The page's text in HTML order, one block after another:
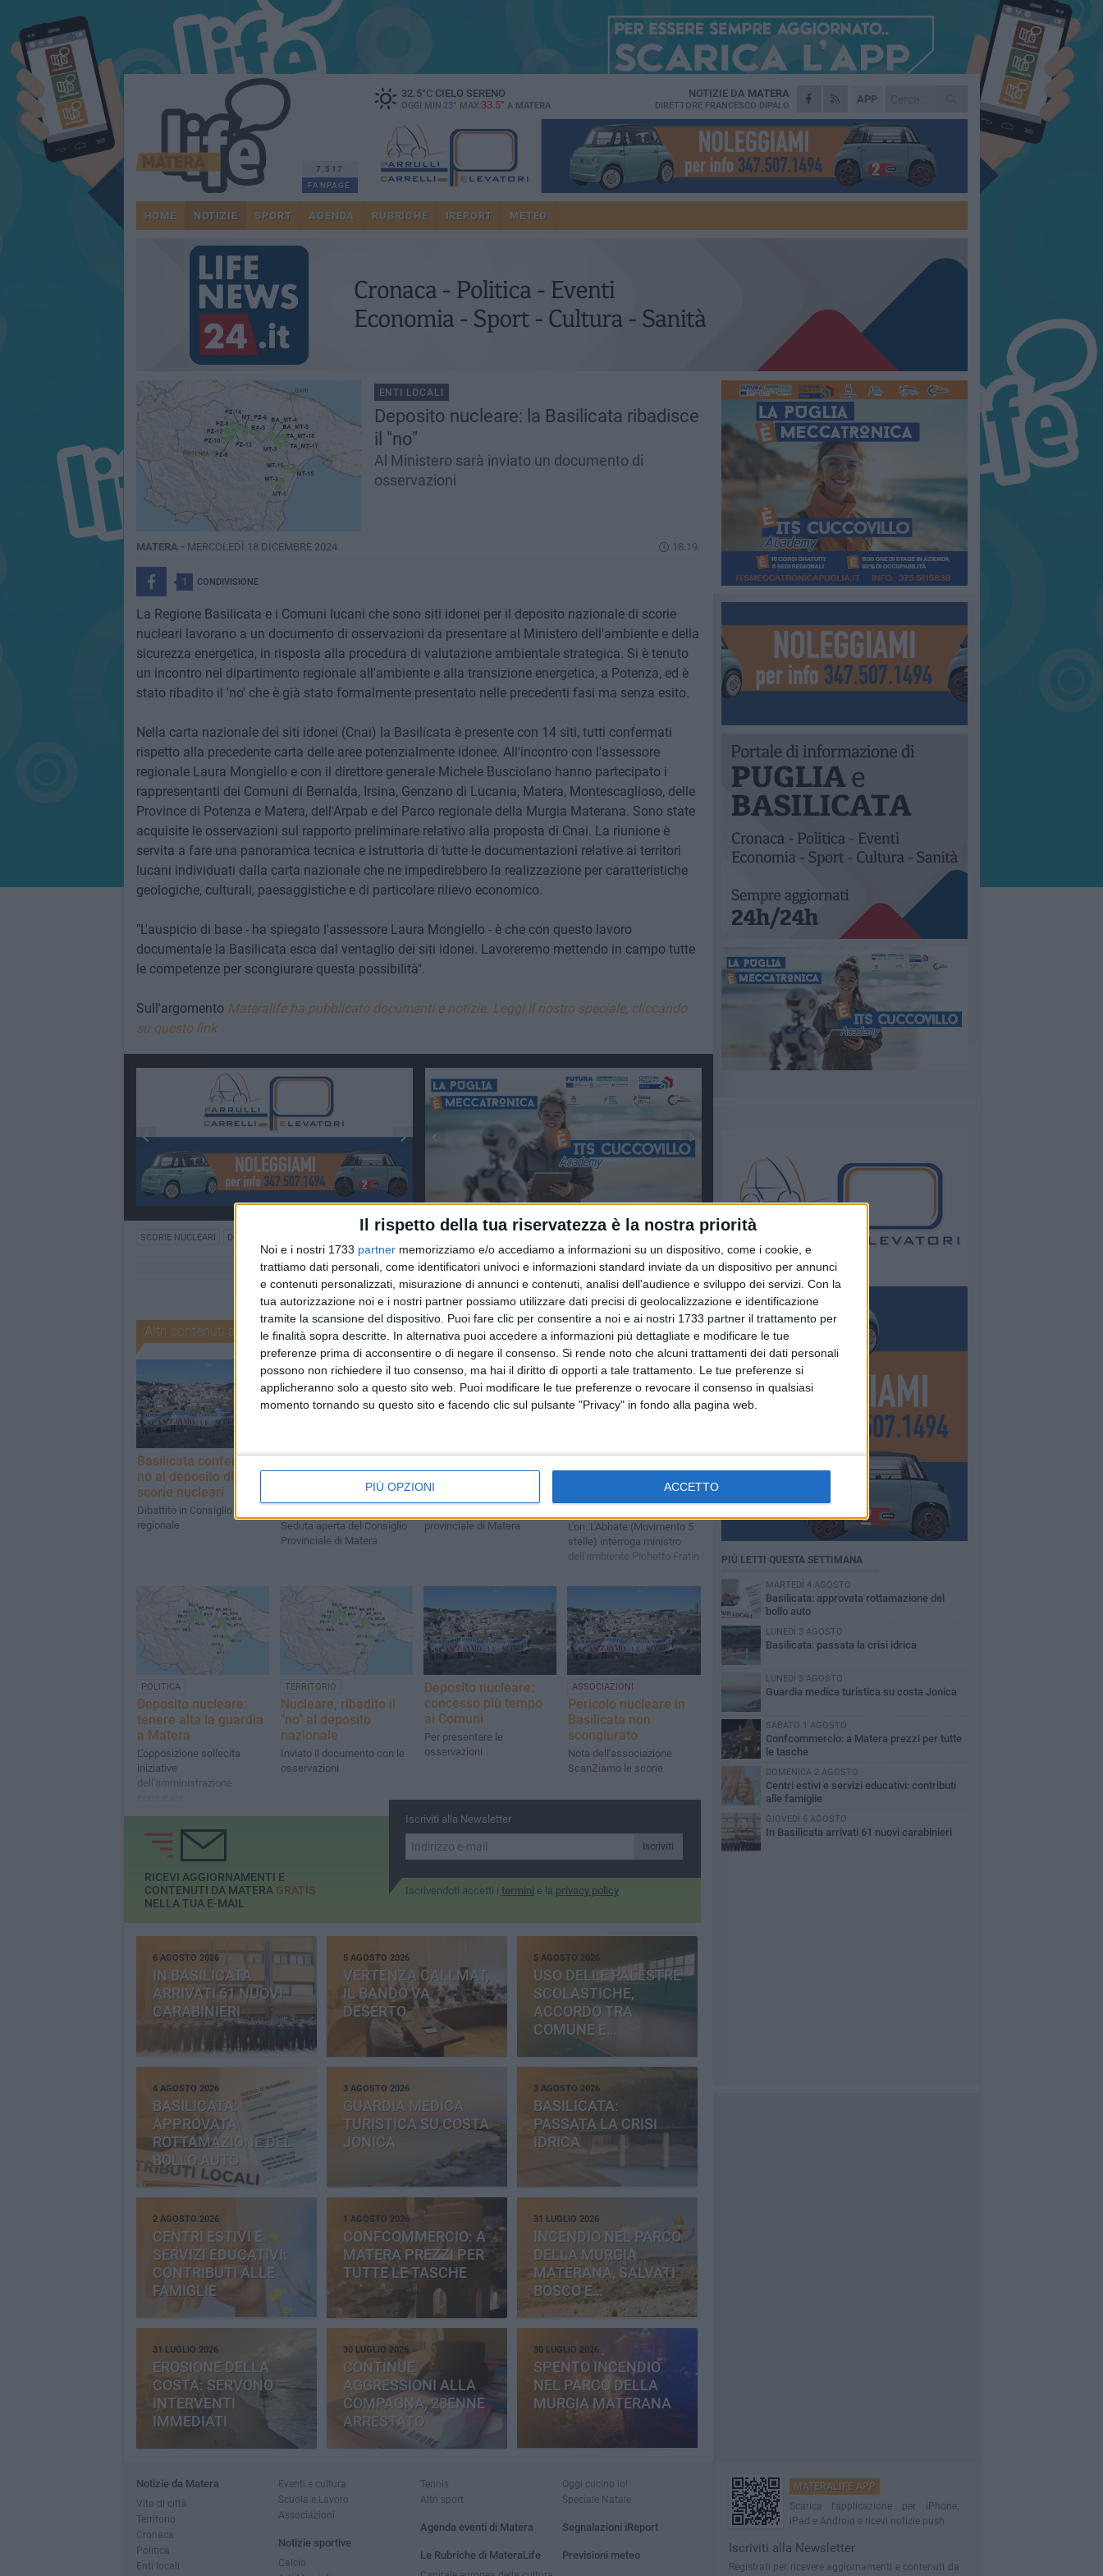
Il rispetto della tua riservatezza è la nostra priorità
Noi e i nostri 1733 partner memorizziamo e/o accediamo a informazioni su un dispositivo, come i cookie, e
trattiamo dati personali, come identificatori univoci e informazioni standard inviate da un dispositivo per annunci
e contenuti personalizzati, misurazione di annunci e contenuti, analisi dell'audience e sviluppo dei servizi. Con la
tua autorizzazione noi e i nostri partner possiamo utilizzare dati precisi di geolocalizzazione e identificazione
tramite la scansione del dispositivo. Puoi fare clic per consentire a noi e ai nostri 1733 partner il trattamento per
le finalità sopra descritte. In alternativa puoi accedere a informazioni più dettagliate e modificare le tue
preferenze prima di acconsentire o di negare il consenso. Si rende noto che alcuni trattamenti dei dati personali
possono non richiedere il tuo consenso, ma hai il diritto di opporti a tale trattamento. Le tue preferenze si
applicheranno solo a questo sito web. Puoi modificare le tue preferenze o revocare il consenso in qualsiasi
momento tornando su questo sito e facendo clic sul pulsante "Privacy" in fondo alla pagina web.
PIÙ OPZIONI ACCETTO
7.517
FANPAGE
32.5°CCIELO SERENO
OGGI MIN 23° MAX 33.5° A MATERA
APP
NOTIZIE DA MATERA
DIRETTORE FRANCESCO DIPALO
HOME NOTIZIE SPORT AGENDA RUBRICHE IREPORT METEO
ENTI LOCALI
Deposito nucleare: la Basilicata ribadisce
il "no"
Al Ministero sarà inviato un documento di
osservazioni
MATERA - MERCOLEDÌ 18 DICEMBRE 2024 18.19
1 CONDIVISIONE
La Regione Basilicata e i Comuni lucani che sono siti idonei per il deposito nazionale di scorie
nucleari lavorano a un documento di osservazioni da presentare al Ministero dell'ambiente e della
sicurezza energetica, in risposta alla procedura di valutazione ambientale strategica. Si è tenuto
un incontro nel dipartimento regionale all'ambiente e alla transizione energetica, a Potenza, ed è
stato ribadito il 'no' che è già stato formalmente presentato nelle precedenti fasi ma senza esito.
Nella carta nazionale dei siti idonei (Cnai) la Basilicata è presente con 14 siti, tutti confermati
rispetto alla precedente carta delle aree potenzialmente idonee. All'incontro con l'assessore
regionale Laura Mongiello e con il direttore generale Michele Busciolano hanno partecipato i
rappresentanti dei Comuni di Bernalda, Irsina, Genzano di Lucania, Matera, Montescaglioso, delle
Province di Potenza e Matera, dell'Arpab e del Parco regionale della Murgia Materana. Sono state
acquisite le osservazioni sul rapporto preliminare relativo alla proposta di Cnai. La riunione è
servita a fare una panoramica tecnica e istruttoria di tutte le documentazioni relative ai territori
lucani individuati dalla carta nazionale che ne impedirebbero la realizzazione per caratteristiche
geologiche, culturali, paesaggistiche e di particolare rilievo economico.
"L'auspicio di base - ha spiegato l'assessore Laura Mongiello - è che con questo lavoro
documentale la Basilicata esca dal ventaglio dei siti idonei. Lavoreremo mettendo in campo tutte
le competenze per scongiurare questa possibilità".
Sull'argomento Materalife ha pubblicato documenti e notizie. Leggi il nostro speciale, cliccando
su questo link
SCORIE NUCLEARI DEPOSITO NUCLEARE
Altri contenuti a tema
Basilicata conferma il
no al deposito di
scorie nucleari
Dibattito in Consiglio
regionale
Deposito nucleare: i
Comuni di Basilicata e
Puglia ribadiscono il
no
Seduta aperta del Consiglio
Provinciale di Matera
nuova mobilitazione
provinciale di Matera
escludere i siti lucani
e pugliesi
L'on. L'Abbate (Movimento 5
stelle) interroga ministro
dell'ambiente Pichetto Fratin
POLITICA
Deposito nucleare:
tenere alta la guardia
a Matera
L'opposizione sollecita
iniziative
dell'amministrazione
TERRITORIO
Nucleare, ribadito il
"no" al deposito
nazionale
Inviato il documento con le
osservazioni
Deposito nucleare:
concesso più tempo
ai Comuni
Per presentare le
osservazioni
ASSOCIAZIONI
Pericolo nucleare in
Basilicata non
scongiurato
Nota dell'associazione
ScanZiamo le scorie
Iscriviti alla Newsletter
Iscriviti
Iscrivendoti accetti i termini e la privacy policy
RICEVI AGGIORNAMENTI E
CONTENUTI DA MATERA GRATIS
NELLA TUA E-MAIL
6 AGOSTO 2026
IN BASILICATA
ARRIVATI 61 NUOVI
CARABINIERI
5 AGOSTO 2026
VERTENZA CALLMAT,
IL BANDO VA
DESERTO
5 AGOSTO 2026
USO DELLE PALESTRE
SCOLASTICHE,
ACCORDO TRA
COMUNE E
PROVINCIA
4 AGOSTO 2026
BASILICATA:
APPROVATA
ROTTAMAZIONE DEL
BOLLO AUTO
3 AGOSTO 2026
GUARDIA MEDICA
TURISTICA SU COSTA
JONICA
3 AGOSTO 2026
BASILICATA:
PASSATA LA CRISI
IDRICA
2 AGOSTO 2026
CENTRI ESTIVI E
SERVIZI EDUCATIVI:
CONTRIBUTI ALLE
FAMIGLIE
1 AGOSTO 2026
CONFCOMMERCIO: A
MATERA PREZZI PER
TUTTE LE TASCHE
31 LUGLIO 2026
INCENDIO NEL PARCO
DELLA MURGIA
MATERANA, SALVATI
BOSCO E
CEMENTERIA
31 LUGLIO 2026
EROSIONE DELLA
COSTA: SERVONO
INTERVENTI
IMMEDIATI
30 LUGLIO 2026
CONTINUE
AGGRESSIONI ALLA
COMPAGNA, 28ENNE
ARRESTATO
30 LUGLIO 2026
SPENTO INCENDIO
NEL PARCO DELLA
MURGIA MATERANA
PIÙ LETTI QUESTA SETTIMANA
MARTEDÌ 4 AGOSTO
Basilicata: approvata rottamazione del
bollo auto
LUNEDÌ 3 AGOSTO
Basilicata: passata la crisi idrica
LUNEDÌ 3 AGOSTO
Guardia medica turistica su costa Jonica
SABATO 1 AGOSTO
Confcommercio: a Matera prezzi per tutte
le tasche
DOMENICA 2 AGOSTO
Centri estivi e servizi educativi: contributi
alle famiglie
GIOVEDÌ 6 AGOSTO
In Basilicata arrivati 61 nuovi carabinieri
Notizie da Matera
Vita di città
Territorio
Cronaca
Politica
Enti locali
Eventi e cultura
Scuola e Lavoro
Associazioni
Notizie sportive
Calcio
Tennis
Altri sport
Agenda eventi di Matera
Le Rubriche di MateraLife
Oggi cucino io!
Speciale Natale
Segnalazioni iReport
Previsioni meteo
MATERALIFE APP
Scarica l'applicazione per iPhone,
iPad e Android e ricevi notizie push
Iscriviti alla Newsletter
Registrati per ricevere aggiornamenti e contenuti da